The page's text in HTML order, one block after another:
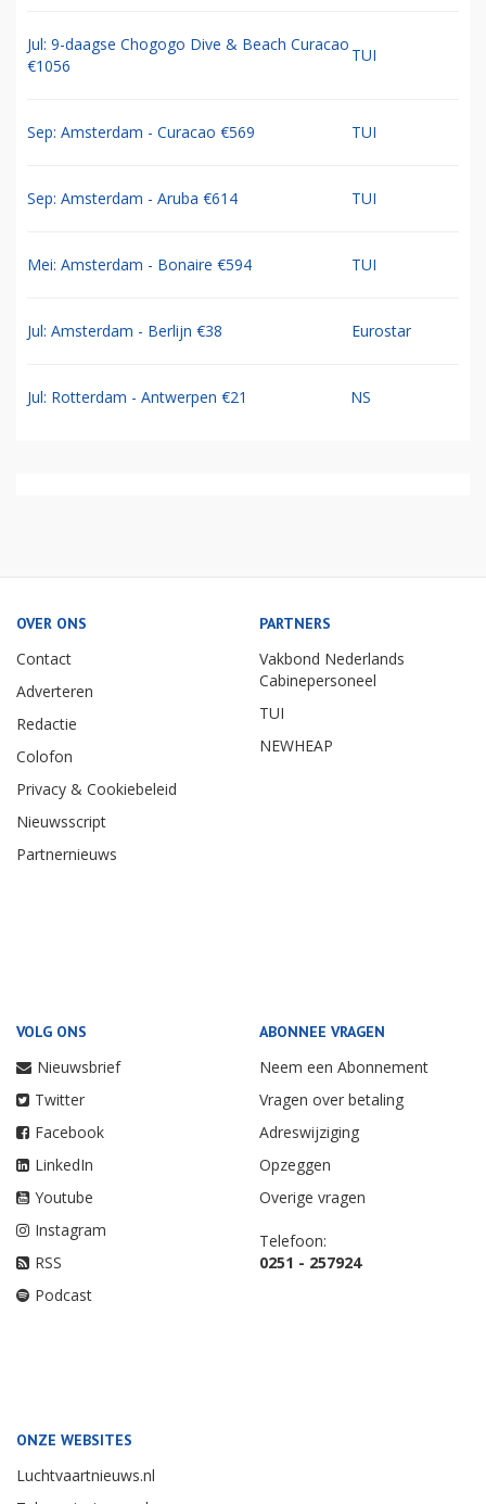
Jul: 9-daagse Chogogo Dive & Beach Curacao
€1056
TUI
Sep: Amsterdam - Curacao €569 TUI
Sep: Amsterdam - Aruba €614 TUI
Mei: Amsterdam - Bonaire €594 TUI
Jul: Amsterdam - Berlijn €38 Eurostar
Jul: Rotterdam - Antwerpen €21 NS
OVER ONS
Contact
Adverteren
Redactie
Colofon
Privacy & Cookiebeleid
Nieuwsscript
Partnernieuws
PARTNERS
Vakbond Nederlands
Cabinepersoneel
TUI
NEWHEAP
VOLG ONS
Nieuwsbrief
Twitter
Facebook
LinkedIn
Youtube
Instagram
RSS
Podcast
ABONNEE VRAGEN
Neem een Abonnement
Vragen over betaling
Adreswijziging
Opzeggen
Overige vragen
Telefoon:
0251 - 257924
ONZE WEBSITES
Luchtvaartnieuws.nl